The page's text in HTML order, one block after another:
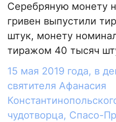
Серебряную монету
гривен выпустили
штук, монету
тиражом 40 тысяч
15 мая 2019 года, в
святителя Афанасия
чудотворца, Спасо-